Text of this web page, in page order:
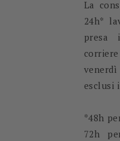
La
24h*
presa
esclusi
*48h
72h